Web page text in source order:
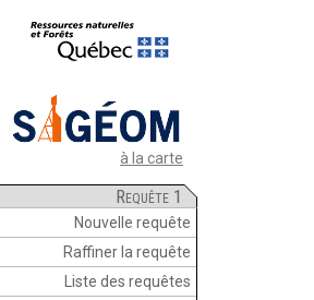
à la carte
Requête 1
Nouvelle requête
Raffiner la requête
Liste des requêtes